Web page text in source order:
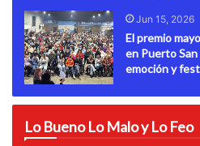
Jun 15, 2026
El premio
en Puerto
emoción y
Lo Bueno Lo Malo y Lo Feo